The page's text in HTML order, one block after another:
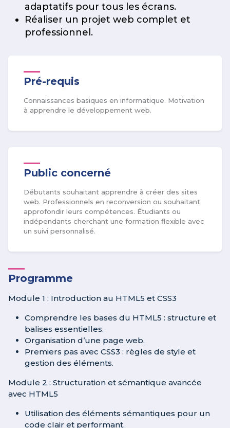
adaptatifs pour tous les écrans.
Réaliser un projet web complet et
professionnel.
Pré-requis
Connaissances basiques en informatique. Motivation
à apprendre le développement web.
Public concerné
Débutants souhaitant apprendre à créer des sites
web. Professionnels en reconversion ou souhaitant
approfondir leurs compétences. Étudiants ou
indépendants cherchant une formation flexible avec
un suivi personnalisé.
Programme
Module 1 : Introduction au HTML5 et CSS3
Comprendre les bases du HTML5 : structure et
balises essentielles.
Organisation d’une page web.
Premiers pas avec CSS3 : règles de style et
gestion des éléments.
Module 2 : Structuration et sémantique avancée
avec HTML5
Utilisation des éléments sémantiques pour un
code clair et performant.